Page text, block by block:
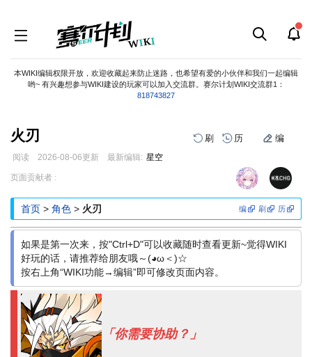
本WIKI编辑权限开放，欢迎收藏起来防止迷路，也希望有爱的小伙伴和我们一起编辑
哟~ 有兴趣想参与WIKI建设的玩家可以加入交流群。赛尔计划WIKI交流群1：
818743827
火刃 刷 历 编
阅读 2026-08-06更新 最新编辑: 星空
跳
导
跳
搜
页面贡献者 :
编 刷 历
首页 > 角色 > 火刃
如果是第一次来，按"Ctrl+D"可以收藏随时查看更新~觉得WIKI
好玩的话，请推荐给朋友哦～(◕ω＜)☆
按右上角“WIKI功能→编辑”即可修改页面内容。
「你需要协助？」